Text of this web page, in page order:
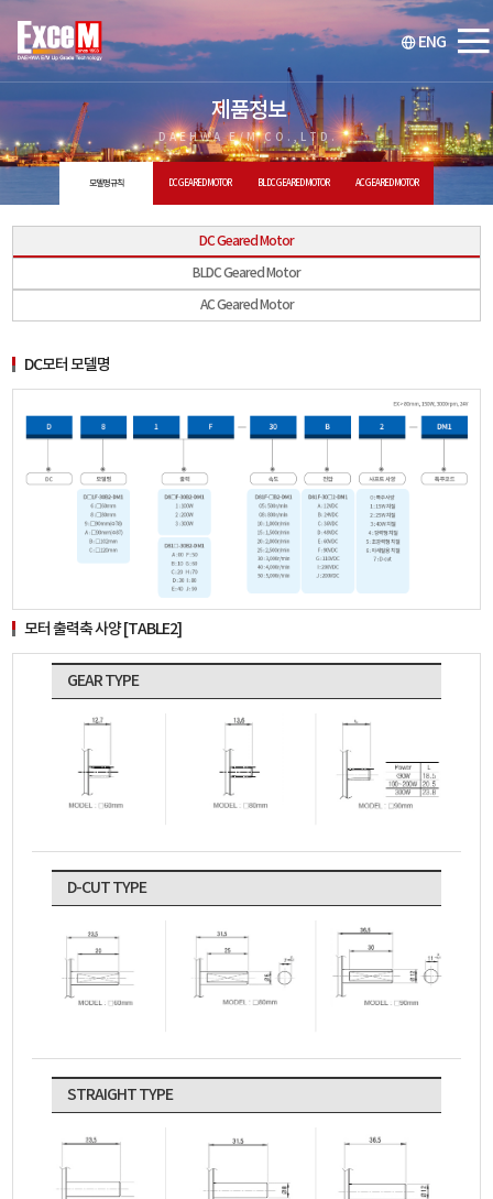
ENG
제품정보
DAEHWA E/M CO.,LTD.
모델명 규칙 DC GEARED MOTOR BLDC GEARED MOTOR AC GEARED MOTOR
DC Geared Motor
BLDC Geared Motor
AC Geared Motor
DC모터 모델명
모터 출력축 사양 [TABLE2]
GEAR TYPE
D-CUT TYPE
STRAIGHT TYPE